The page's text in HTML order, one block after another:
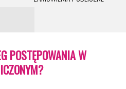
POSTĘPOWANIA W